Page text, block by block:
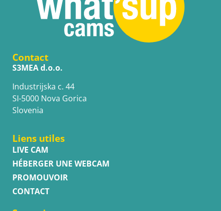
Contact
S3MEA d.o.o.
Industrijska c. 44
SI-5000 Nova Gorica
Slovenia
Liens utiles
LIVE CAM
HÉBERGER UNE WEBCAM
PROMOUVOIR
CONTACT